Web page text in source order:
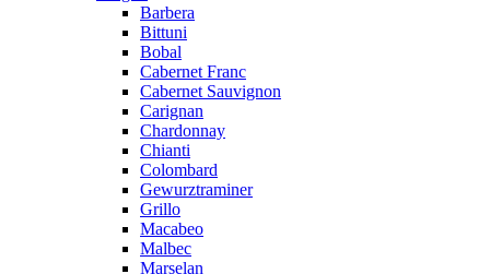
Barbera
Bittuni
Bobal
Cabernet Franc
Cabernet Sauvignon
Carignan
Chardonnay
Chianti
Colombard
Gewurztraminer
Grillo
Macabeo
Malbec
Marselan